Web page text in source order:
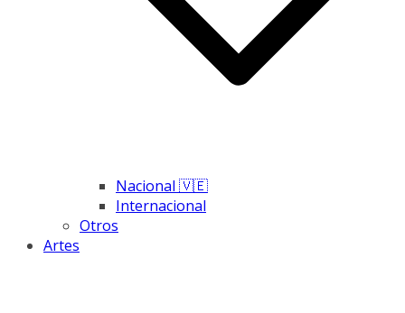
Nacional 🇻🇪
Internacional
Otros
Artes